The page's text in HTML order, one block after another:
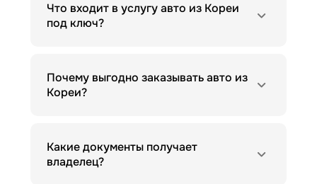
Что входит в услугу авто из Кореи
под ключ?
Почему выгодно заказывать авто из
Кореи?
Какие документы получает
владелец?